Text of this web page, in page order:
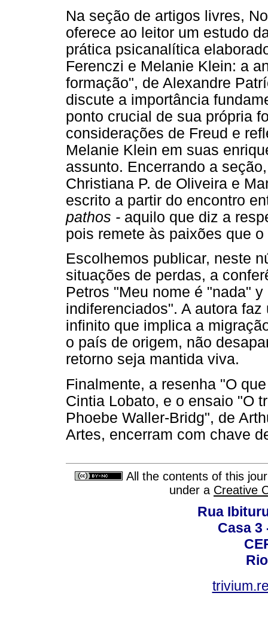
Na seção de artigos livres,
oferece ao leitor um estudo
prática psicanalítica
Ferenczi e Melanie Klein: a
formação", de Alexandre
discute a importância
ponto crucial de sua própria
considerações de Freud e
Melanie Klein em suas
assunto. Encerrando a
Christiana P. de Oliveira e
escrito a partir do encontro
pathos - aquilo que diz a
pois remete às paixões que
Escolhemos publicar, neste
situações de perdas, a
Petros "Meu nome é "nada"
indiferenciados". A autora
infinito que implica a
o país de origem, não
retorno seja mantida viva.
Finalmente, a resenha "O
Cintia Lobato, e o ensaio "O
Phoebe Waller-Bridg", de
Artes, encerram com chave
All the contents of this
under a Creative
Rua
Casa 3